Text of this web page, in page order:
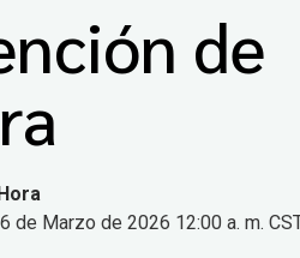
de
de Marzo de 2026 12:00 a. m.